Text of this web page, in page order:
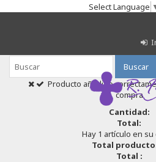
Select Language
Buscar
Producto añadido
compra
Cantidad:
Total:
Hay 1 artículo en su
Total
Total :